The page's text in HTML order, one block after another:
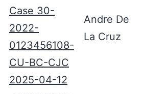
Case 30-
2022-
0123456108-
CU-BC-CJC
2025-04-12
Andre De
La Cruz